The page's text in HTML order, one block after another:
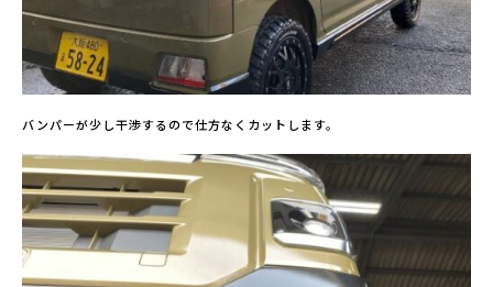
バンパーが少し干渉するので仕方なくカットします。